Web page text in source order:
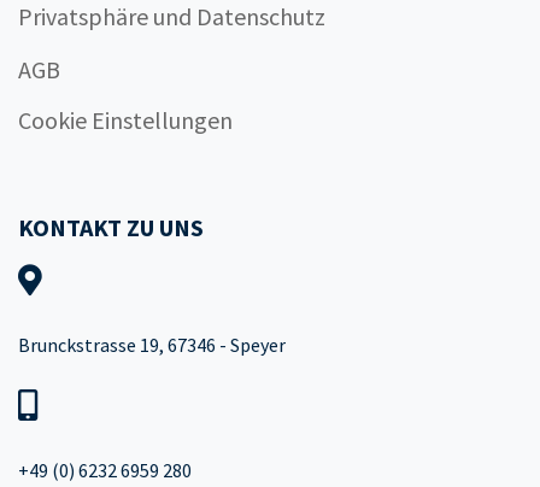
Privatsphäre und Datenschutz
AGB
Cookie Einstellungen
KONTAKT ZU UNS
Brunckstrasse 19, 67346 - Speyer
+49 (0) 6232 6959 280